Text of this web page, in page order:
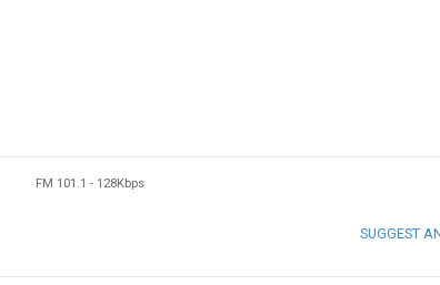
FM 101.1 - 128Kbps
SUGGEST